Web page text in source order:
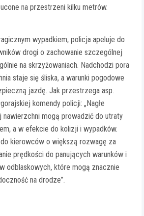
na przestrzeni kilku metrów.
wypadkiem, policja apeluje do
drogi o zachowanie szczególnej
na skrzyżowaniach. Nadchodzi pora
staje się śliska, a warunki pogodowe
jazdę. Jak przestrzega asp.
komendy policji: „Nagłe
nawierzchni mogą prowadzić do utraty
a w efekcie do kolizji i wypadków.
kierowców o większą rozwagę za
prędkości do panujących warunków i
odblaskowych, które mogą znacznie
na drodze”.